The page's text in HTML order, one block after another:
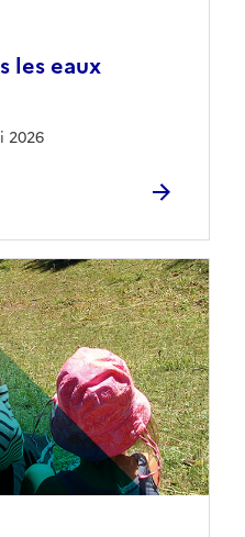
les eaux
2026